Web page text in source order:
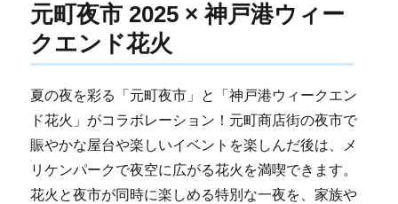
元町夜市 2025 × 神戸港ウィー
クエンド花火
夏の夜を彩る「元町夜市」と「神戸港ウィークエン
ド花火」がコラボレーション！元町商店街の夜市で
賑やかな屋台や楽しいイベントを楽しんだ後は、メ
リケンパークで夜空に広がる花火を満喫できます。
花火と夜市が同時に楽しめる特別な一夜を、家族や